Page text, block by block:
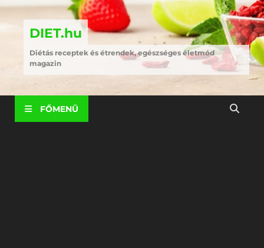
DIET.hu
Diétás receptek és étrendek, egészséges életmód
magazin
FŐMENÜ